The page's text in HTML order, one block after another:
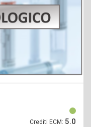
Crediti ECM: 5.0